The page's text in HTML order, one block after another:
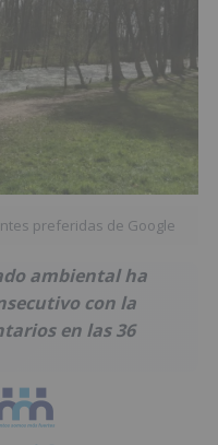
preferidas de Google
ambiental ha
con la
en las 36